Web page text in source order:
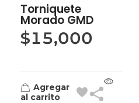
Torniquete
Morado GMD
$15,000
Agregar
al carrito